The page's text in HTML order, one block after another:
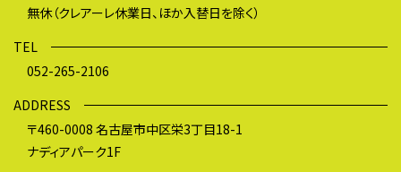
無休（クレアーレ休業日、ほか入替日を除く）
TEL
052-265-2106
ADDRESS
〒460-0008 名古屋市中区栄3丁目18-1
ナディアパーク1F